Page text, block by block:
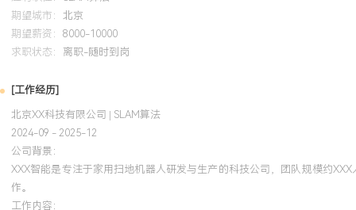
专业背景：拥有近X年机器人行业SLAM算法研发经验，专注于扫地
件的导航定位问题，熟悉从算法设计、仿真验证到产品集成落地的
扎实的C++编程和性能优化能力，擅长将学术算法转化为稳定、高效
清晰，注重通过数据驱动的方法分析问题与验证结果，具备良好的
培训经历
期望城市： 北京
期望薪资： 8000-10000
求职状态： 离职-随时到岗
[工作经历]
北京XX科技有限公司 | SLAM算法
2024-09 - 2025-12
公司背景：
XXX智能是专注于家用扫地机器人研发与生产的科技公司，团队规模约
作。
工作内容：